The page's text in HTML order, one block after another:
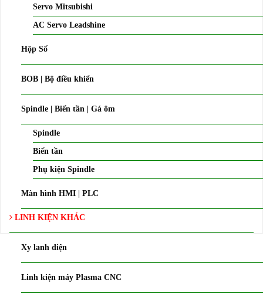
Servo Mitsubishi
AC Servo Leadshine
Hộp Số
BOB | Bộ điều khiển
Spindle | Biến tần | Gá ôm
Spindle
Biến tần
Phụ kiện Spindle
Màn hình HMI | PLC
LINH KIỆN KHÁC
Xy lanh điện
Linh kiện máy Plasma CNC